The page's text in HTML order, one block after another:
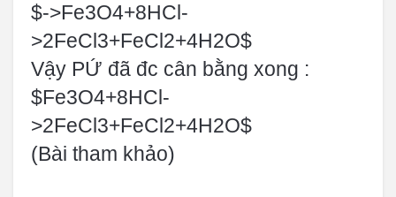
$->Fe3O4+8HCl-
>2FeCl3+FeCl2+4H2O$
Vậy PỨ đã đc cân bằng xong :
$Fe3O4+8HCl-
>2FeCl3+FeCl2+4H2O$
(Bài tham khảo)